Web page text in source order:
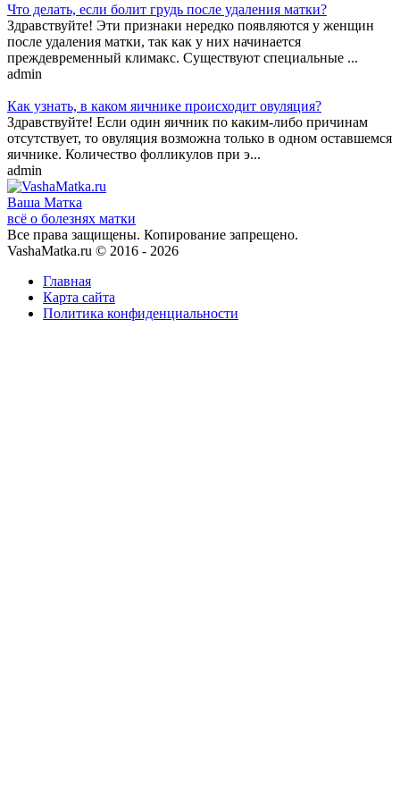
Что делать, если болит грудь после удаления матки?
Здравствуйте! Эти признаки нередко появляются у женщин
после удаления матки, так как у них начинается
преждевременный климакс. Существуют специальные ...
admin
Как узнать, в каком яичнике происходит овуляция?
Здравствуйте! Если один яичник по каким-либо причинам
отсутствует, то овуляция возможна только в одном оставшемся
яичнике. Количество фолликулов при э...
admin
Ваша Матка
всё о болезнях матки
Все права защищены. Копирование запрещено.
VashaMatka.ru © 2016 - 2026
Главная
Карта сайта
Политика конфиденциальности